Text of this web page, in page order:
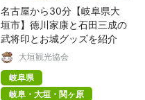
名古屋から30分【岐阜県大
垣市】徳川家康と石田三成の
武将印とお城グッズを紹介
大垣観光協会
岐阜県
岐阜・大垣・関ヶ原